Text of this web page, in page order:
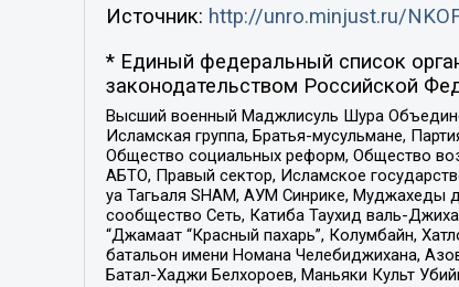
Источник: http://unro.minjust.ru/
* Единый федеральный список
законодательством Российской
Высший военный Маджлисуль Шура
Исламская группа, Братья-мусульмане,
Общество социальных реформ, Общество
АБТО, Правый сектор, Исламское
уа Тагьаля SHAM, АУМ Синрике, Муджахеды
сообщество Сеть, Катиба Таухид валь-
“Джамаат “Красный пахарь”, Колумбайн,
батальон имени Номана Челебиджихана,
Батал-Хаджи Белхороев, Маньяки Культ